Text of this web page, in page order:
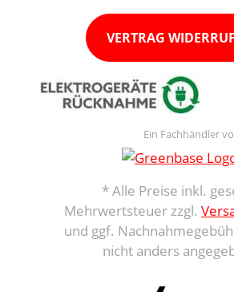
VERTRAG
Ein Fachhändler
* Alle Preise inkl.
Mehrwertsteuer zzgl.
und ggf.
nicht anders